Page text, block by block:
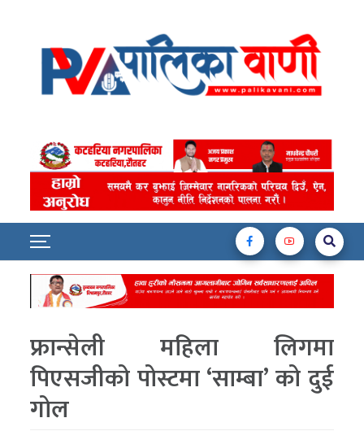
फ्रान्सेली महिला लिगमा
पिएसजीको पोस्टमा ‘साम्बा’ को दुई
गोल